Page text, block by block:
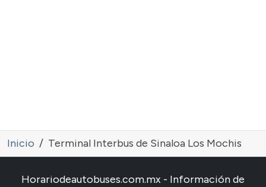
Inicio Terminal Interbus de Sinaloa Los Mochis
Horariodeautobuses.com.mx - Información de